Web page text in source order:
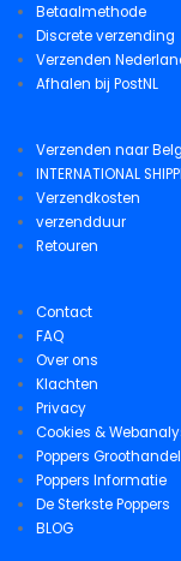
Betaalmethode
Discrete verzending
Verzenden
Afhalen bij PostNL
Verzenden naar
INTERNATIONAL
Verzendkosten
verzendduur
Retouren
Contact
FAQ
Over ons
Klachten
Privacy
Cookies &
Poppers Groothandel
Poppers Informatie
De Sterkste Poppers
BLOG